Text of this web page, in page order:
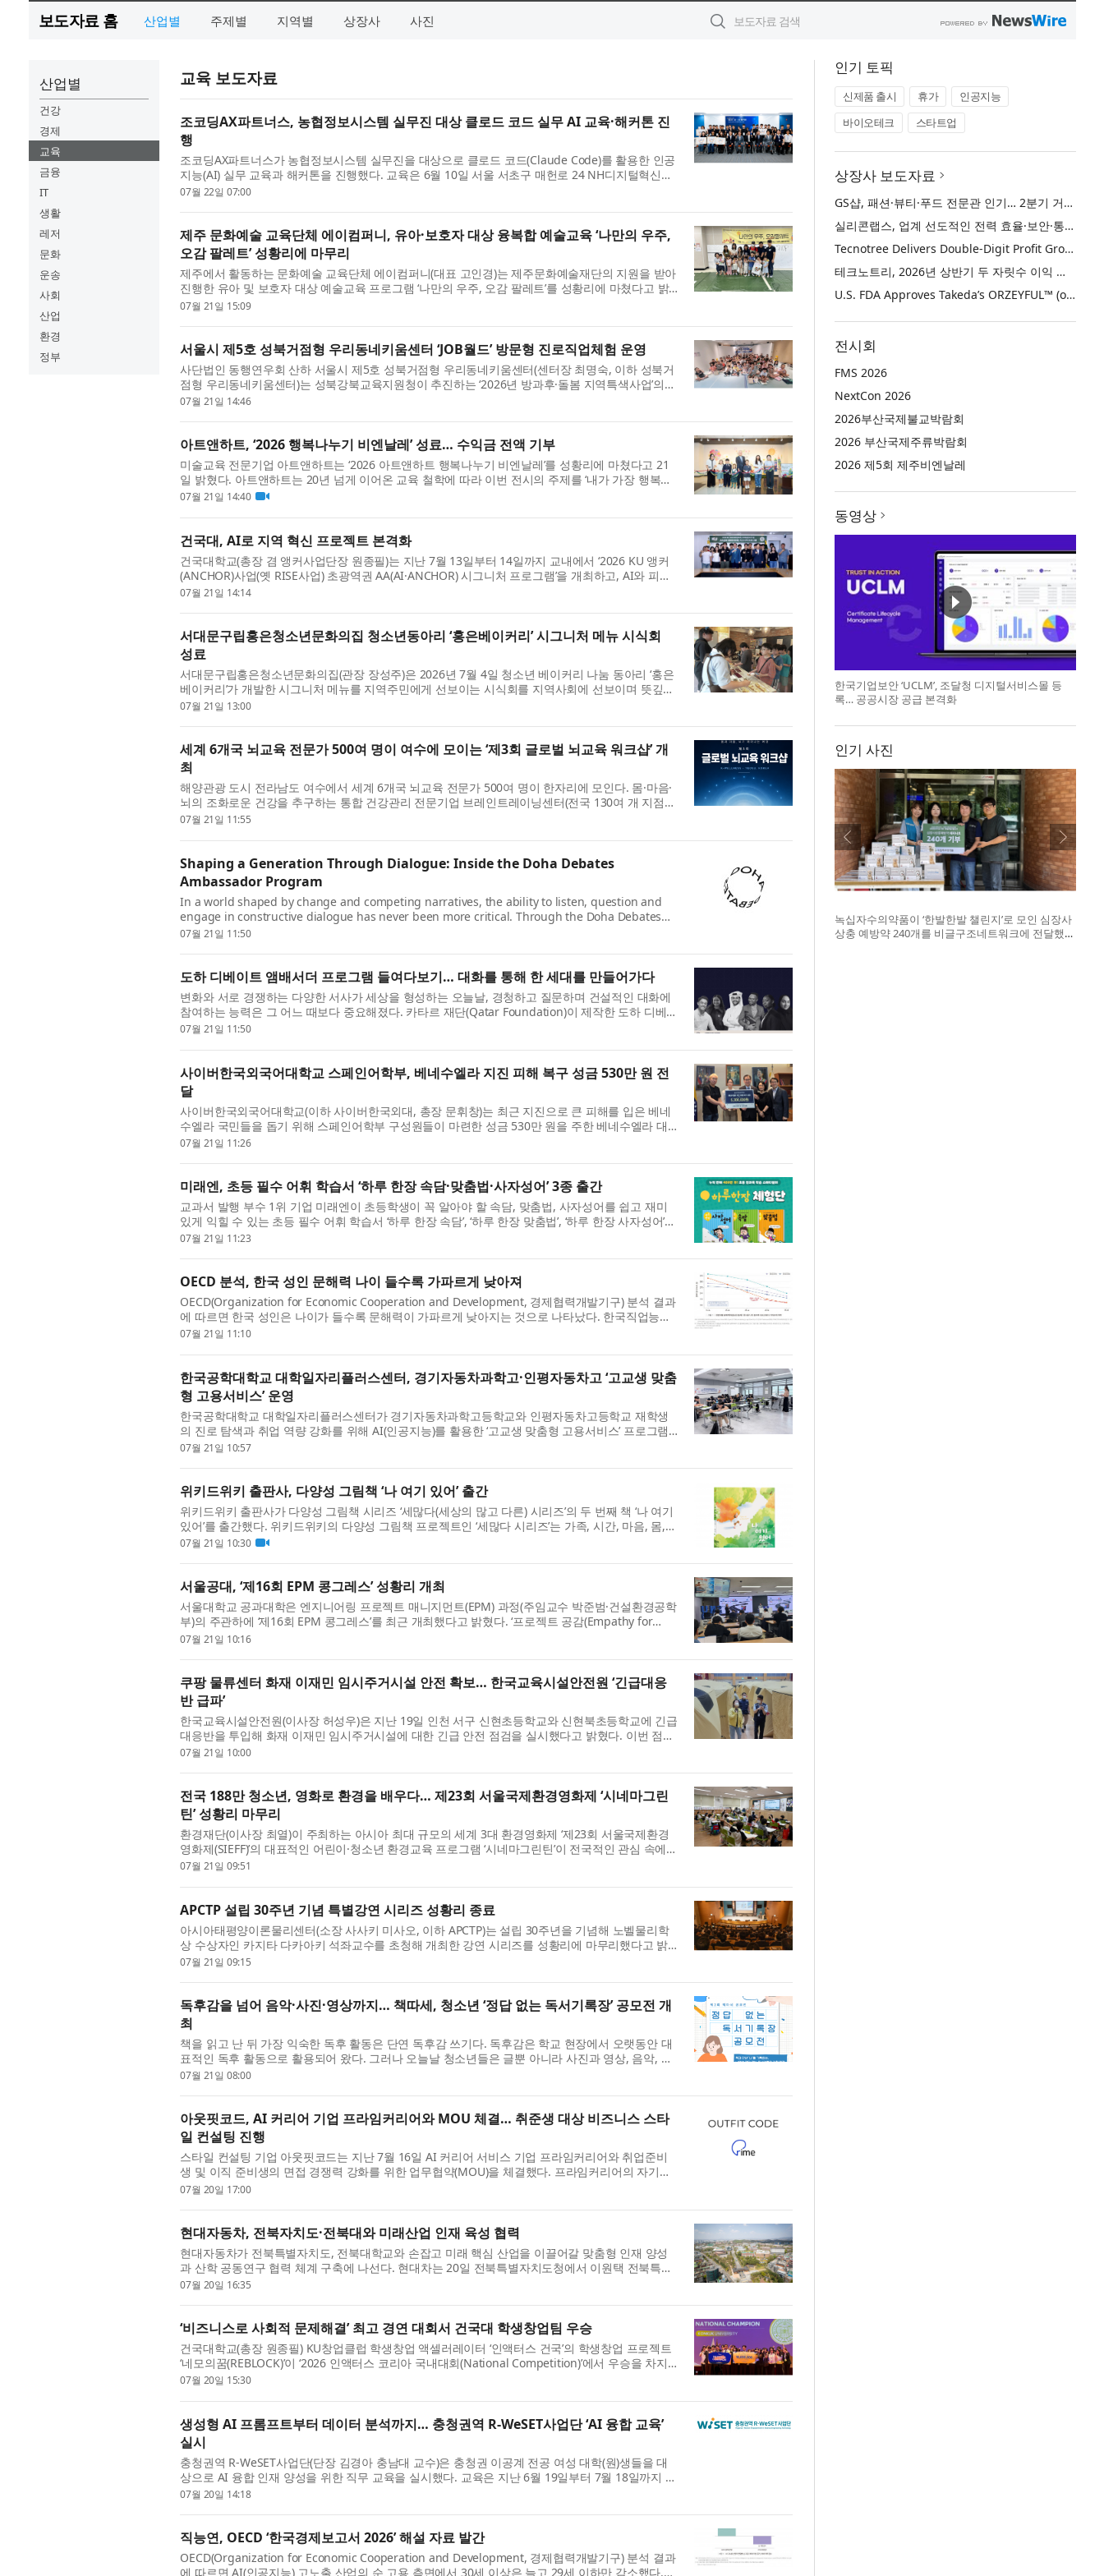
보도자료 홈 산업별 주제별 지역별 상장사 사진
산업별
건강
경제
교육
금융
IT
생활
레저
문화
운송
사회
산업
환경
정부
교육 보도자료
조코딩AX파트너스, 농협정보시스템 실무진 대상 클로드 코드 실무 AI 교육·해커톤 진
행
조코딩AX파트너스가 농협정보시스템 실무진을 대상으로 클로드 코드(Claude Code)를 활용한 인공
지능(AI) 실무 교육과 해커톤을 진행했다. 교육은 6월 10일 서울 서초구 매헌로 24 NH디지털혁신캠
퍼스에서 시작해 7월 15일 해커톤으로 마무리됐으며, 참가자가 직접 A...
07월 22일 07:00
제주 문화예술 교육단체 에이컴퍼니, 유아·보호자 대상 융복합 예술교육 ‘나만의 우주,
오감 팔레트’ 성황리에 마무리
제주에서 활동하는 문화예술 교육단체 에이컴퍼니(대표 고인경)는 제주문화예술재단의 지원을 받아
진행한 유아 및 보호자 대상 예술교육 프로그램 ‘나만의 우주, 오감 팔레트’를 성황리에 마쳤다고 밝
혔다. 이번 프로그램은 5주간 진행됐으며, 총 53명의 영유아와 ...
07월 21일 15:09
서울시 제5호 성북거점형 우리동네키움센터 ‘JOB월드’ 방문형 진로직업체험 운영
사단법인 동행연우회 산하 서울시 제5호 성북거점형 우리동네키움센터(센터장 최명숙, 이하 성북거
점형 우리동네키움센터)는 성북강북교육지원청이 추진하는 ‘2026년 방과후·돌봄 지역특색사업’의
일환으로 방문형 진로직업체험 프로그램 ‘JOB월드’를 운영했다. 이번...
07월 21일 14:46
아트앤하트, ‘2026 행복나누기 비엔날레’ 성료… 수익금 전액 기부
미술교육 전문기업 아트앤하트는 ‘2026 아트앤하트 행복나누기 비엔날레’를 성황리에 마쳤다고 21
일 밝혔다. 아트앤하트는 20년 넘게 이어온 교육 철학에 따라 이번 전시의 주제를 ‘내가 가장 행복했
던 순간’으로 정하고, 전국 400여 개 교육원 아이들이 그린 그림들...
07월 21일 14:40
건국대, AI로 지역 혁신 프로젝트 본격화
건국대학교(총장 겸 앵커사업단장 원종필)는 지난 7월 13일부터 14일까지 교내에서 ‘2026 KU 앵커
(ANCHOR)사업(옛 RISE사업) 초광역권 AA(AI·ANCHOR) 시그니처 프로그램’을 개최하고, AI와 피지
컬 AI 기반의 지역 현안 해결 프로젝트와 창의 융합 인재 양성 모델을 ...
07월 21일 14:14
서대문구립홍은청소년문화의집 청소년동아리 ‘홍은베이커리’ 시그니처 메뉴 시식회
성료
서대문구립홍은청소년문화의집(관장 장성주)은 2026년 7월 4일 청소년 베이커리 나눔 동아리 ‘홍은
베이커리’가 개발한 시그니처 메뉴를 지역주민에게 선보이는 시식회를 지역사회에 선보이며 뜻깊은
시간을 마련했다. 이번 시식회에서는 2026년 상반기 목표였던 시그...
07월 21일 13:00
세계 6개국 뇌교육 전문가 500여 명이 여수에 모이는 ‘제3회 글로벌 뇌교육 워크샵’ 개
최
해양관광 도시 전라남도 여수에서 세계 6개국 뇌교육 전문가 500여 명이 한자리에 모인다. 몸·마음·
뇌의 조화로운 건강을 추구하는 통합 건강관리 전문기업 브레인트레이닝센터(전국 130여 개 지점
운영)가 오는 8월 1일(토)부터 3일(월)까지 2박 3일간 전남 여수 베...
07월 21일 11:55
Shaping a Generation Through Dialogue: Inside the Doha Debates
Ambassador Program
In a world shaped by change and competing narratives, the ability to listen, question and
engage in constructive dialogue has never been more critical. Through the Doha Debates
Ambassador Program, a production of Qatar Foundation, young people fro...
07월 21일 11:50
도하 디베이트 앰배서더 프로그램 들여다보기… 대화를 통해 한 세대를 만들어가다
변화와 서로 경쟁하는 다양한 서사가 세상을 형성하는 오늘날, 경청하고 질문하며 건설적인 대화에
참여하는 능력은 그 어느 때보다 중요해졌다. 카타르 재단(Qatar Foundation)이 제작한 도하 디베이
트 앰배서더 프로그램을 통해 전 세계 청년들은 이러한 역량을 배...
07월 21일 11:50
사이버한국외국어대학교 스페인어학부, 베네수엘라 지진 피해 복구 성금 530만 원 전
달
사이버한국외국어대학교(이하 사이버한국외대, 총장 문휘창)는 최근 지진으로 큰 피해를 입은 베네
수엘라 국민들을 돕기 위해 스페인어학부 구성원들이 마련한 성금 530만 원을 주한 베네수엘라 대
사관에 전달했다고 밝혔다. 사이버한국외대 스페인어학부는 현재 770...
07월 21일 11:26
미래엔, 초등 필수 어휘 학습서 ‘하루 한장 속담·맞춤법·사자성어’ 3종 출간
교과서 발행 부수 1위 기업 미래엔이 초등학생이 꼭 알아야 할 속담, 맞춤법, 사자성어를 쉽고 재미
있게 익힐 수 있는 초등 필수 어휘 학습서 ‘하루 한장 속담’, ‘하루 한장 맞춤법’, ‘하루 한장 사자성어’
신간 3종을 출간했다. ‘하루 한장’은 하루에 한 장씩 학습...
07월 21일 11:23
OECD 분석, 한국 성인 문해력 나이 들수록 가파르게 낮아져
OECD(Organization for Economic Cooperation and Development, 경제협력개발기구) 분석 결과
에 따르면 한국 성인은 나이가 들수록 문해력이 가파르게 낮아지는 것으로 나타났다. 한국직업능력
연구원(원장 고혜원)은 7월 7일(화) ‘KRIVET Issue Brief 324호(‘해설 자...
07월 21일 11:10
한국공학대학교 대학일자리플러스센터, 경기자동차과학고·인평자동차고 ‘고교생 맞춤
형 고용서비스’ 운영
한국공학대학교 대학일자리플러스센터가 경기자동차과학고등학교와 인평자동차고등학교 재학생
의 진로 탐색과 취업 역량 강화를 위해 AI(인공지능)를 활용한 ‘고교생 맞춤형 고용서비스’ 프로그램
을 운영했다. 이번 프로그램은 학생들이 AI 기반 진단을 통해 자신의 ...
07월 21일 10:57
위키드위키 출판사, 다양성 그림책 ‘나 여기 있어’ 출간
위키드위키 출판사가 다양성 그림책 시리즈 ‘세많다(세상의 많고 다른) 시리즈’의 두 번째 책 ‘나 여기
있어’를 출간했다. 위키드위키의 다양성 그림책 프로젝트인 ‘세많다 시리즈’는 가족, 시간, 마음, 몸,
장애, 젠더 등 우리 사회의 다양한 주제를 아이들의 눈높...
07월 21일 10:30
서울공대, ‘제16회 EPM 콩그레스’ 성황리 개최
서울대학교 공과대학은 엔지니어링 프로젝트 매니지먼트(EPM) 과정(주임교수 박준범·건설환경공학
부)의 주관하에 ‘제16회 EPM 콩그레스’를 최근 개최했다고 밝혔다. ‘프로젝트 공감(Empathy for
Project)’을 대주제로 한 이번 콩그레스는 지난 6월 12일, 17일, 18일...
07월 21일 10:16
쿠팡 물류센터 화재 이재민 임시주거시설 안전 확보… 한국교육시설안전원 ‘긴급대응
반 급파’
한국교육시설안전원(이사장 허성우)은 지난 19일 인천 서구 신현초등학교와 신현북초등학교에 긴급
대응반을 투입해 화재 이재민 임시주거시설에 대한 긴급 안전 점검을 실시했다고 밝혔다. 이번 점검
은 지난 18일 발생한 인천 서구 쿠팡 물류센터 화재로 인근 주민들...
07월 21일 10:00
전국 188만 청소년, 영화로 환경을 배우다… 제23회 서울국제환경영화제 ‘시네마그린
틴’ 성황리 마무리
환경재단(이사장 최열)이 주최하는 아시아 최대 규모의 세계 3대 환경영화제 ‘제23회 서울국제환경
영화제(SIEFF)’의 대표적인 어린이·청소년 환경교육 프로그램 ‘시네마그린틴’이 전국적인 관심 속에
성황리 마무리됐다. 올해 ‘시네마그린틴’은 기후위기 시대에 발맞...
07월 21일 09:51
APCTP 설립 30주년 기념 특별강연 시리즈 성황리 종료
아시아태평양이론물리센터(소장 사사키 미사오, 이하 APCTP)는 설립 30주년을 기념해 노벨물리학
상 수상자인 카지타 다카아키 석좌교수를 초청해 개최한 강연 시리즈를 성황리에 마무리했다고 밝
혔다. 지난 15일부터 16일까지 양일간 진행된 이번 행사는 경상북도·포...
07월 21일 09:15
독후감을 넘어 음악·사진·영상까지… 책따세, 청소년 ‘정답 없는 독서기록장’ 공모전 개
최
책을 읽고 난 뒤 가장 익숙한 독후 활동은 단연 독후감 쓰기다. 독후감은 학교 현장에서 오랫동안 대
표적인 독후 활동으로 활용되어 왔다. 그러나 오늘날 청소년들은 글뿐 아니라 사진과 영상, 음악, 디
지털 콘텐츠 등 다양한 매체를 통해 생각과 감정을 표현하고 있...
07월 21일 08:00
아웃핏코드, AI 커리어 기업 프라임커리어와 MOU 체결… 취준생 대상 비즈니스 스타
일 컨설팅 진행
스타일 컨설팅 기업 아웃핏코드는 지난 7월 16일 AI 커리어 서비스 기업 프라임커리어와 취업준비
생 및 이직 준비생의 면접 경쟁력 강화를 위한 업무협약(MOU)을 체결했다. 프라임커리어의 자기소
개서 첨삭 및 면접 예상 질문 생성 서비스와 아웃핏코드의 안면·체형 ...
07월 20일 17:00
현대자동차, 전북자치도·전북대와 미래산업 인재 육성 협력
현대자동차가 전북특별자치도, 전북대학교와 손잡고 미래 핵심 산업을 이끌어갈 맞춤형 인재 양성
과 산학 공동연구 협력 체계 구축에 나선다. 현대차는 20일 전북특별자치도청에서 이원택 전북특별
자치도지사, 양오봉 전북대 총장, 신승규 현대차그룹 RH PMO 부사장 ...
07월 20일 16:35
‘비즈니스로 사회적 문제해결’ 최고 경연 대회서 건국대 학생창업팀 우승
건국대학교(총장 원종필) KU창업클럽 학생창업 액셀러레이터 ‘인액터스 건국’의 학생창업 프로젝트
‘네모의꿈(REBLOCK)’이 ‘2026 인액터스 코리아 국내대회(National Competition)’에서 우승을 차지
했다. 네모의꿈 팀은 이번 우승으로 상금 1000만원과 함께 오는 11...
07월 20일 15:30
생성형 AI 프롬프트부터 데이터 분석까지… 충청권역 R-WeSET사업단 ‘AI 융합 교육’
실시
충청권역 R-WeSET사업단(단장 김경아 충남대 교수)은 충청권 이공계 전공 여성 대학(원)생들을 대
상으로 AI 융합 인재 양성을 위한 직무 교육을 실시했다. 교육은 지난 6월 19일부터 7월 18일까지 약
한 달간 진행됐으며, 40여 명의 수료생을 배출했다. 이번 교육은 ...
07월 20일 14:18
직능연, OECD ‘한국경제보고서 2026’ 해설 자료 발간
OECD(Organization for Economic Cooperation and Development, 경제협력개발기구) 분석 결과
에 따르면 AI(인공지능) 고노출 산업의 순 고용 측면에서 30세 이상은 늘고 29세 이하만 감소했다.
인기 토픽
신제품 출시 휴가
인공지능
바이오테크
스타트업
상장사 보도자료
GS샵, 패션·뷰티·푸드 전문관 인기… 2분기 거래액 50% 증가
실리콘랩스, 업계 선도적인 전력 효율·보안·통합성을 갖춘 초저전력 블루투스 LE SoC ‘BG2B’ 공개
Tecnotree Delivers Double-Digit Profit Growth and Accelerated Deployment Momentum in H1 2026
테크노트리, 2026년 상반기 두 자릿수 이익 성장 및 글로벌 구축 가속화
U.S. FDA Approves Takeda’s ORZEYFUL™ (oveporexton), the First and Only Medicine to Treat the Underlying Cause of Narcolepsy Type 1
전시회
FMS 2026
NextCon 2026
2026부산국제불교박람회
2026 부산국제주류박람회
2026 제5회 제주비엔날레
동영상
한국기업보안 ‘UCLM’, 조달청 디지털서비스몰 등
록… 공공시장 공급 본격화
인기 사진
녹십자수의약품이 ‘한발한발 챌린지’로 모인 심장사
상충 예방약 240개를 비글구조네트워크에 전달했